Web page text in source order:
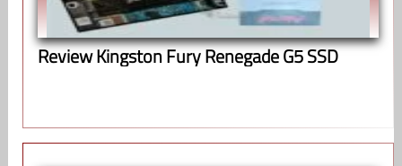
Review Kingston Fury Renegade G5 SSD